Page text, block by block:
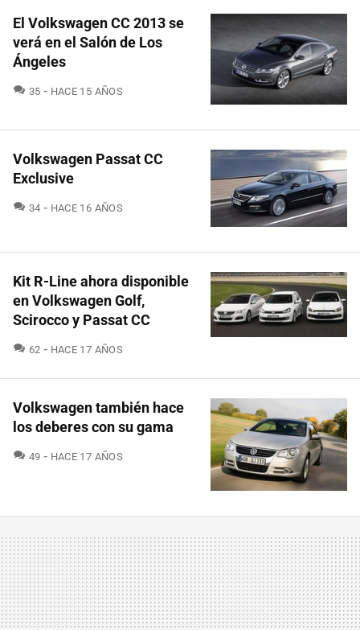
El Volkswagen CC 2013 se
verá en el Salón de Los
Ángeles
35 COMENTARIOS
HACE 15 AÑOS
Volkswagen Passat CC
Exclusive
34 COMENTARIOS
HACE 16 AÑOS
Kit R-Line ahora disponible
en Volkswagen Golf,
Scirocco y Passat CC
62 COMENTARIOS
HACE 17 AÑOS
Volkswagen también hace
los deberes con su gama
49 COMENTARIOS
HACE 17 AÑOS